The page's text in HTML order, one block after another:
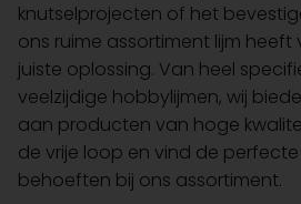
knutselprojecten of het
ons ruime assortiment lijm heeft
juiste oplossing. Van heel
veelzijdige hobbylijmen, wij
aan producten van hoge
de vrije loop en vind de
behoeften bij ons assortiment.